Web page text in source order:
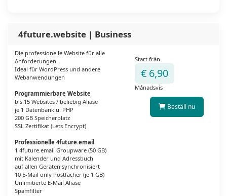
4future.website | Business
Die professionelle Website für alle
Anforderungen.
Ideal für WordPress und andere
Webanwendungen
Programmierbare Website
bis 15 Websites / beliebig Aliase
je 1 Datenbank u. PHP
200 GB Speicherplatz
SSL Zertifikat (Lets Encrypt)
Professionelle 4future.email
1 4future.email Groupware (50 GB)
mit Kalender und Adressbuch
auf allen Geräten synchronisiert
10 E-Mail only Postfächer (je 1 GB)
Unlimitierte E-Mail Aliase
Spamfilter
Start från
€ 6,90
Månadsvis
Beställ nu